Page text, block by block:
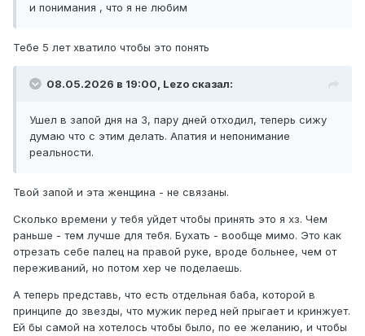
и понимания , что я не любим
Тебе 5 лет хватило чтобы это понять
08.05.2026 в 19:00, Lezo сказал:
Ушел в запой дня на 3, пару дней отходил, теперь сижу
думаю что с этим делать. Апатия и непонимание
реальности.
Твой запой и эта женщина - не связаны.
Сколько времени у тебя уйдет чтобы принять это я хз. Чем
раньше - тем лучше для тебя. Бухать - вообще мимо. Это как
отрезать себе палец на правой руке, вроде больнее, чем от
переживаний, но потом хер че поделаешь.
А теперь представь, что есть отдельная баба, которой в
принципе до звезды, что мужик перед ней прыгает и кринжует.
Ей бы самой на хотелось чтобы было, по ее желанию, и чтобы